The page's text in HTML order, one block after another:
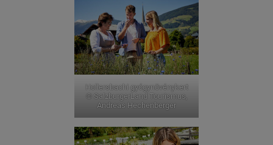
Hollersbachi gyógynövénykert
© SalzburgerLand Tourismus,
Andreas Hechenberger